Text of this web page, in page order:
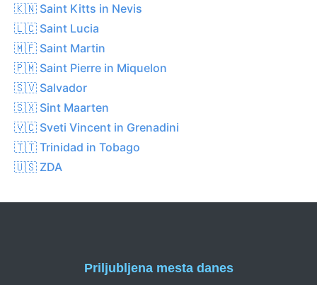
🇰🇳 Saint Kitts in Nevis
🇱🇨 Saint Lucia
🇲🇫 Saint Martin
🇵🇲 Saint Pierre in Miquelon
🇸🇻 Salvador
🇸🇽 Sint Maarten
🇻🇨 Sveti Vincent in Grenadini
🇹🇹 Trinidad in Tobago
🇺🇸 ZDA
Priljubljena mesta danes